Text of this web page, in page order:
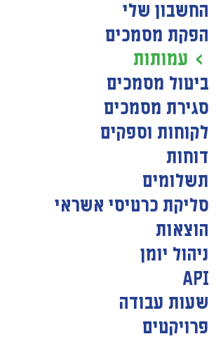
החשבון שלי
הפקת מסמכים
עמותות
ביטול מסמכים
סגירת מסמכים
לקוחות וספקים
דוחות
תשלומים
סליקת כרטיסי אשראי
הוצאות
ניהול יומן
API
שעות עבודה
פרויקטים